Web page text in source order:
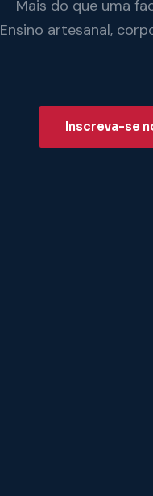
Mais do que uma
Ensino artesanal,
Inscreva-se